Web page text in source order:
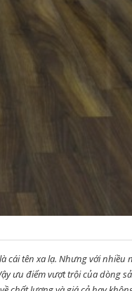
cái tên xa lạ. Nhưng với nhiều
ưu điểm vượt trội của dòng